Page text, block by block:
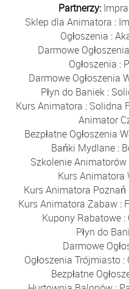
Partnerzy:
Sklep dla Animatora :
Ogłoszenia :
Darmowe Ogłoszenia
Ogłoszenia :
Darmowe Ogłoszenia
Płyn do Baniek:
Kurs Animatora : Solidna
Animator
Bezpłatne Ogłoszenia
Bańki Mydlane:
Szkolenie Animatorów
Kurs Animatora
Kurs Animatora Poznań
Kurs Animatora Zabaw :
Kupony Rabatowe :
Płyn do
Darmowe
Ogłoszenia Trójmiasto :
Bezpłatne